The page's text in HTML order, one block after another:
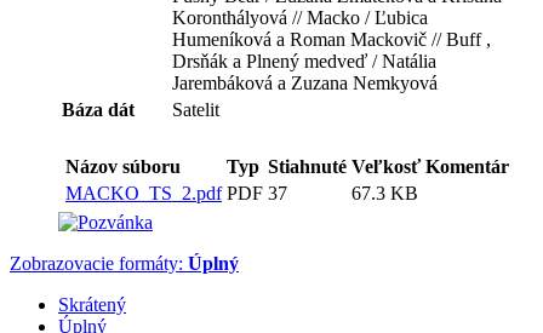
Koronthályová // Macko / Ľubica
Humeníková a Roman Mackovič // Buff ,
Drsňák a Plnený medveď / Natália
Jarembáková a Zuzana Nemkyová
Báza dát
Satelit
Názov súboru Typ Stiahnuté Veľkosť Komentár
MACKO_TS_2.pdf PDF 37 67.3 KB
Zobrazovacie formáty: Úplný
Skrátený
Úplný